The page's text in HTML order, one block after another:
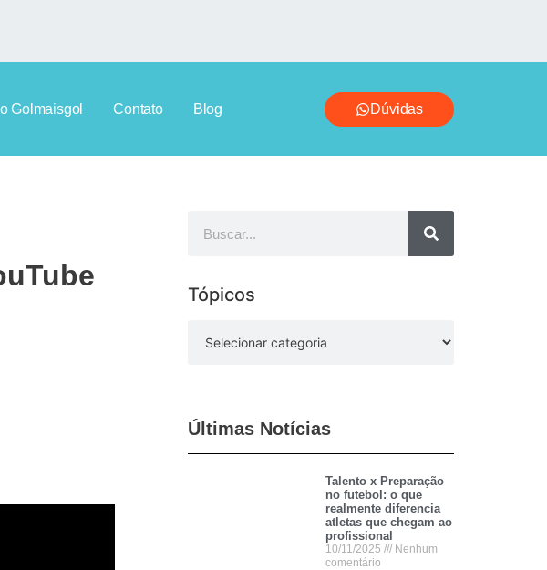
Golmaisgol Contato Blog Dúvidas
Tópicos
Últimas Notícias
Talento x Preparação
no futebol: o que
realmente diferencia
atletas que chegam ao
profissional
10/11/2025
Nenhum
comentário